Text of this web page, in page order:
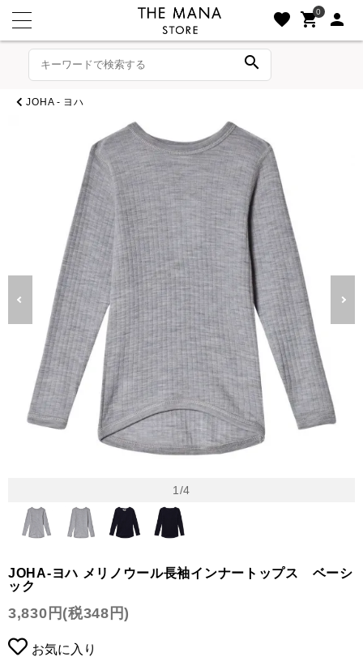
favorite 0
shopping_cart person
search
JOHA - ヨハ
1 /4
JOHA-ヨハ メリノウール長袖インナートップス ベーシ
ック
3,830円(税348円)
お気に入り